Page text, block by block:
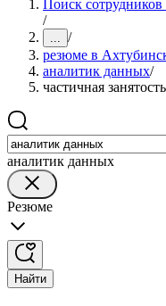
Поиск
/
... /
резюме в
аналитик данных/
частичная занятость
аналитик данных
Резюме
Найти